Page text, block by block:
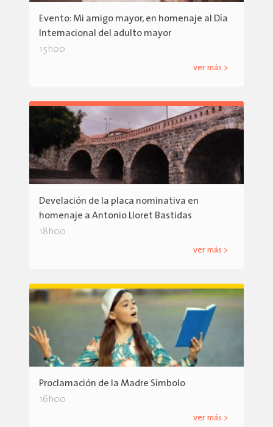
Evento: Mi amigo mayor, en homenaje al Día
Internacional del adulto mayor
15h00
ver más >
Develación de la placa nominativa en
homenaje a Antonio Lloret Bastidas
18h00
ver más >
Proclamación de la Madre Símbolo
16h00
ver más >